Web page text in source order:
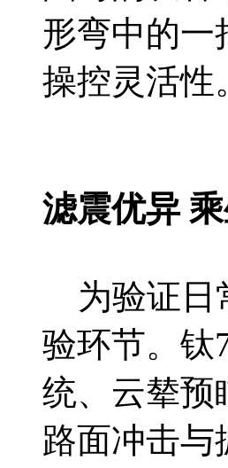
形弯中的一
操控灵活性
滤震优异
为验证日
验环节。钛
统、云辇预
路面冲击与